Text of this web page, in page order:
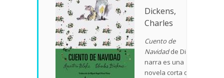
Dickens,
Charles
Cuento de
Navidadde Dickens
narra es una
novela corta que